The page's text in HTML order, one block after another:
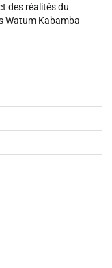
des réalités du
Watum Kabamba